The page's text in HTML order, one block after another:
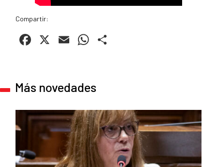
Compartir:
Facebook
X EmailWhatsApp
Más novedades